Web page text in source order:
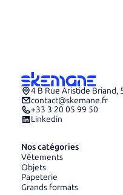
4 B Rue Aristide
contact@skemane.fr
+33 3 20 05 99 50
Linkedin
Nos catégories
Vêtements
Objets
Papeterie
Grands formats